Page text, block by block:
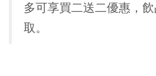
多可享買二送二優惠，
取。